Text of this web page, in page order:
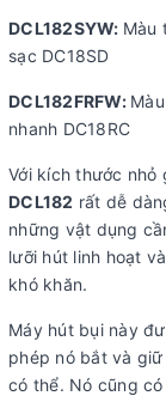
DCL182SYW: Màu
sạc DC18SD
DCL182FRFW:
nhanh DC18RC
Với kích thước nhỏ
DCL182 rất dễ
những vật dụng
lưỡi hút linh hoạt
khó khăn.
Máy hút bụi này
phép nó bắt và
có thể. Nó cũng